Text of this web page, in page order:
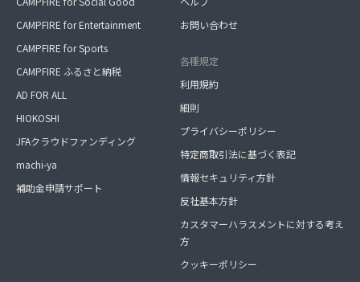
CAMPFIRE for Entertainment
CAMPFIRE for Sports
CAMPFIRE ふるさと納税
AD FOR ALL
HIOKOSHI
JFAクラウドファンディング
machi-ya
補助金申請サポート
お問い合わせ
各種規定
利用規約
細則
プライバシーポリシー
特定商取引法に基づく表記
情報セキュリティ方針
反社基本方針
カスタマーハラスメントに対する考え
方
クッキーポリシー